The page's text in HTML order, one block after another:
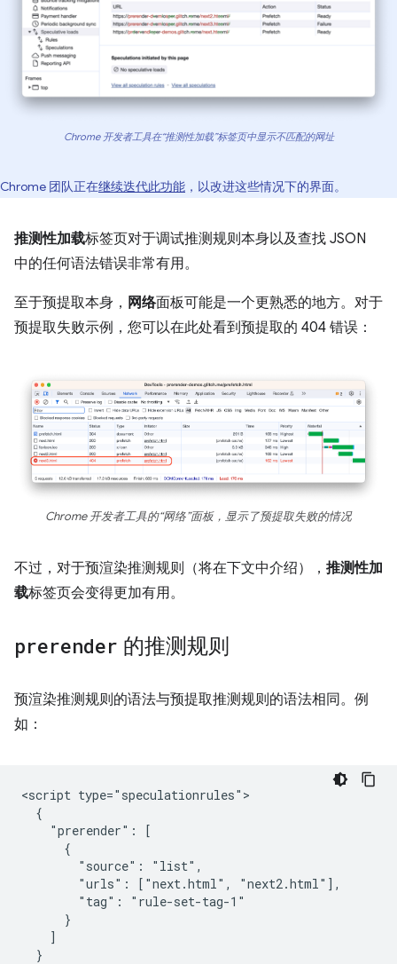
Chrome 开发者工具在“推测性加载”标签页中显示不匹配的网址
Chrome 团队正在继续迭代此功能 ，以改进这些情况下的界面。
推测性加载标签页对于调试推测规则本身以及查找 JSON
中的任何语法错误非常有用。
至于预提取本身， 网络面板可能是一个更熟悉的地方。对于
预提取失败示例，您可以在此处看到预提取的 404 错误：
Chrome 开发者工具的“网络”面板，显示了预提取失败的情况
不过，对于预渲染推测规则（将在下文中介绍）， 推测性加
载标签页会变得更加有用。
prerender 的推测规则
预渲染推测规则的语法与预提取推测规则的语法相同。例
如：
<script type="speculationrules">
  {
    "prerender": [
      {
        "source": "list",
        "urls": ["next.html", "next2.html"],
        "tag": "rule-set-tag-1"
      }
    ]
  }